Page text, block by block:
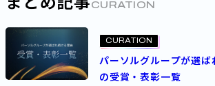
CURATION
CURATION
パーソルグループが選
の受賞・表彰一覧